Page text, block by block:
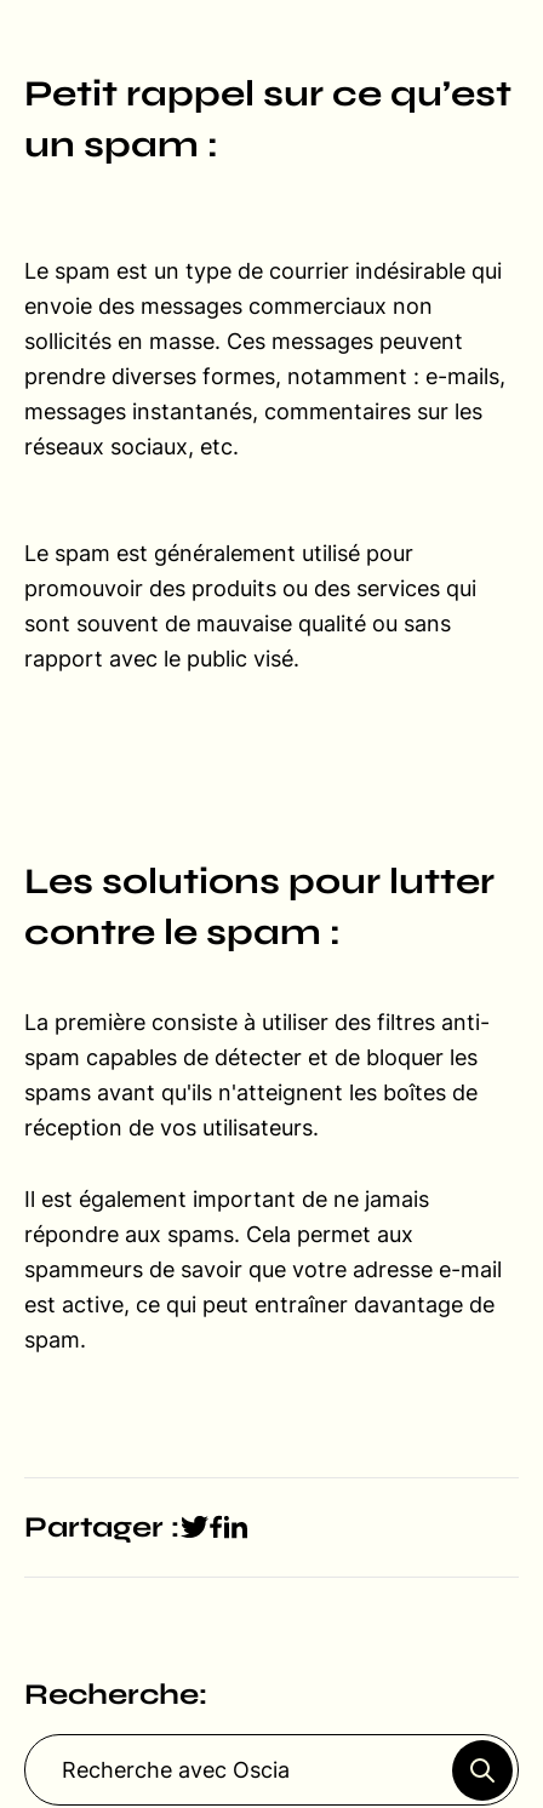
Petit rappel sur ce qu’est
un spam :
Le spam est un type de courrier indésirable qui
envoie des messages commerciaux non
sollicités en masse. Ces messages peuvent
prendre diverses formes, notamment : e-mails,
messages instantanés, commentaires sur les
réseaux sociaux, etc.
Le spam est généralement utilisé pour
promouvoir des produits ou des services qui
sont souvent de mauvaise qualité ou sans
rapport avec le public visé.
Les solutions pour lutter
contre le spam :
La première consiste à utiliser des filtres anti-
spam capables de détecter et de bloquer les
spams avant qu'ils n'atteignent les boîtes de
réception de vos utilisateurs.
Il est également important de ne jamais
répondre aux spams. Cela permet aux
spammeurs de savoir que votre adresse e-mail
est active, ce qui peut entraîner davantage de
spam.
Partager :
Recherche: